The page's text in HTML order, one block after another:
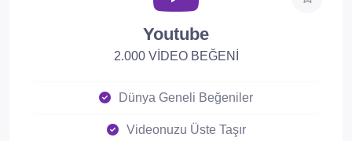
Youtube
2.000 VİDEO BEĞENİ
Dünya Geneli Beğeniler
Videonuzu Üste Taşır